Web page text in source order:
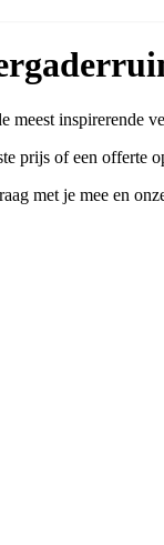
inspirerende
prijs of een offerte
met je mee en